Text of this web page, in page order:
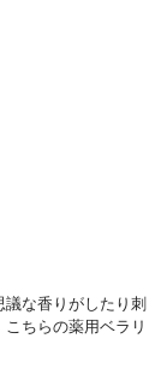
な香りがしたり刺
ちらの薬用ベラリ